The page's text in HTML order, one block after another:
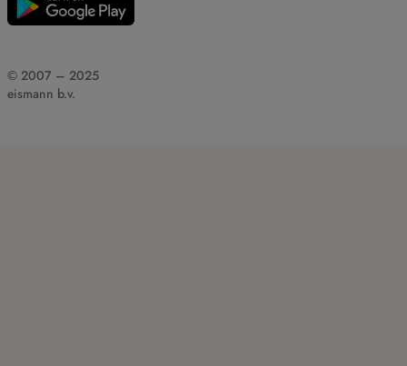
© 2007 – 2025
eismann b.v.